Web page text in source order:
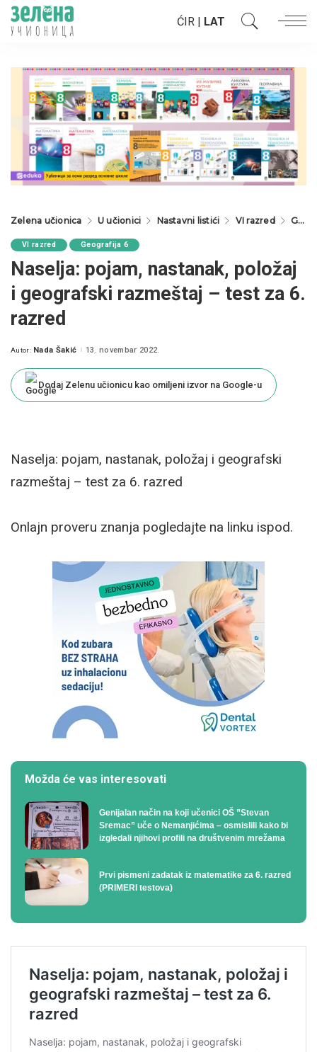
ĆIR | LAT
Zelena učionica U učionici Nastavni listići VI razred Geografija 6
VI razred Geografija 6
Naselja: pojam, nastanak, položaj
i geografski razmeštaj – test za 6.
razred
Posted
Autor: Nada Šakić 13. novembar 2022.
Dodaj Zelenu učionicu kao omiljeni izvor na Google-u
Naselja: pojam, nastanak, položaj i geografski
razmeštaj – test za 6. razred
Onlajn proveru znanja pogledajte na linku ispod.
Možda će vas interesovati
Genijalan način na koji učenici OŠ ”Stevan
Sremac” uče o Nemanjićima – osmislili kako bi
izgledali njihovi profili na društvenim mrežama
Prvi pismeni zadatak iz matematike za 6. razred
(PRIMERI testova)